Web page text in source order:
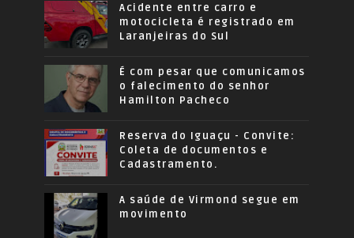
Acidente entre carro e
motocicleta é registrado em
Laranjeiras do Sul
É com pesar que comunicamos
o falecimento do senhor
Hamilton Pacheco
Reserva do Iguaçu - Convite:
Coleta de documentos e
Cadastramento.
A saúde de Virmond segue em
movimento